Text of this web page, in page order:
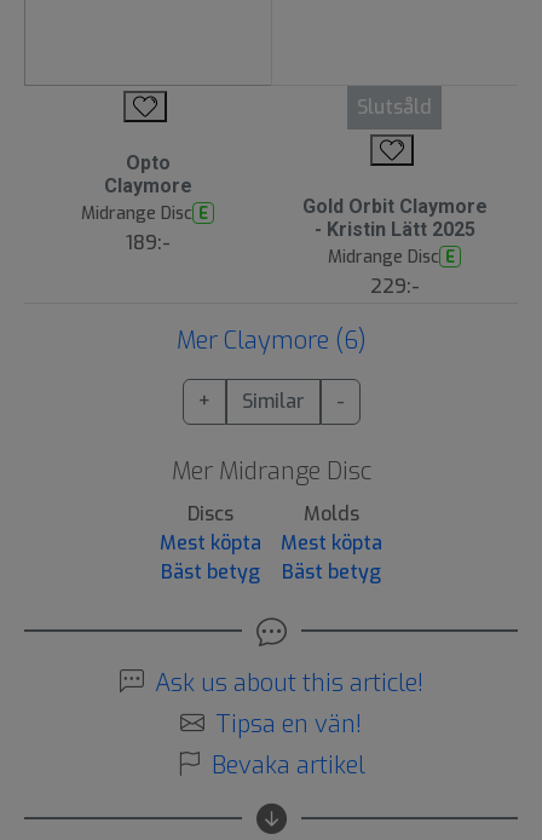
Opto
Claymore
Midrange Disc E
189:-
Slutsåld
Gold Orbit Claymore
- Kristin Lätt 2025
Midrange Disc E
229:-
Mer Claymore (6)
+ Similar -
Mer Midrange Disc
Discs
Mest köpta
Bäst betyg
Molds
Mest köpta
Bäst betyg
Ask us about this article!
Tipsa en vän!
Bevaka artikel